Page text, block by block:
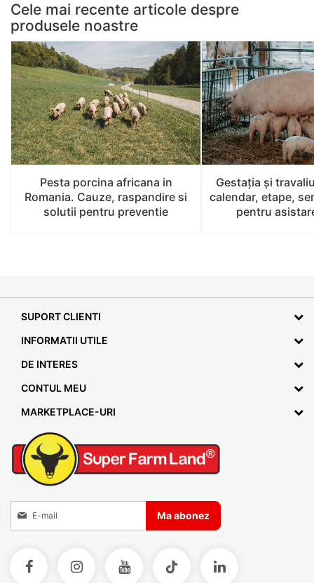
Cele mai recente articole despre
produsele noastre
Pesta porcina africana in
Romania. Cauze, raspandire si
solutii pentru preventie
Gestaţia și
calendar, etape,
pentru
SUPORT CLIENTI
INFORMATII UTILE
DE INTERES
CONTUL MEU
MARKETPLACE-URI
Inscrieti-va la Buletinele noastre informative
Ma abonez